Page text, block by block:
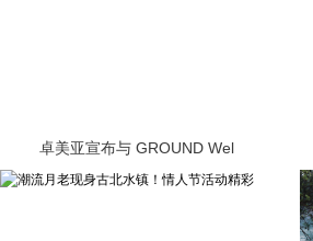
卓美亚宣布与 GROUND Wel